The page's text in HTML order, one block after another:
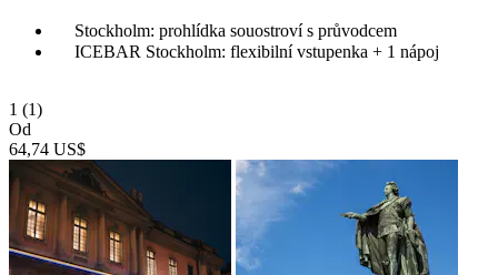
Stockholm: prohlídka souostroví s průvodcem
ICEBAR Stockholm: flexibilní vstupenka + 1 nápoj
1 (1)
Od
64,74 US$